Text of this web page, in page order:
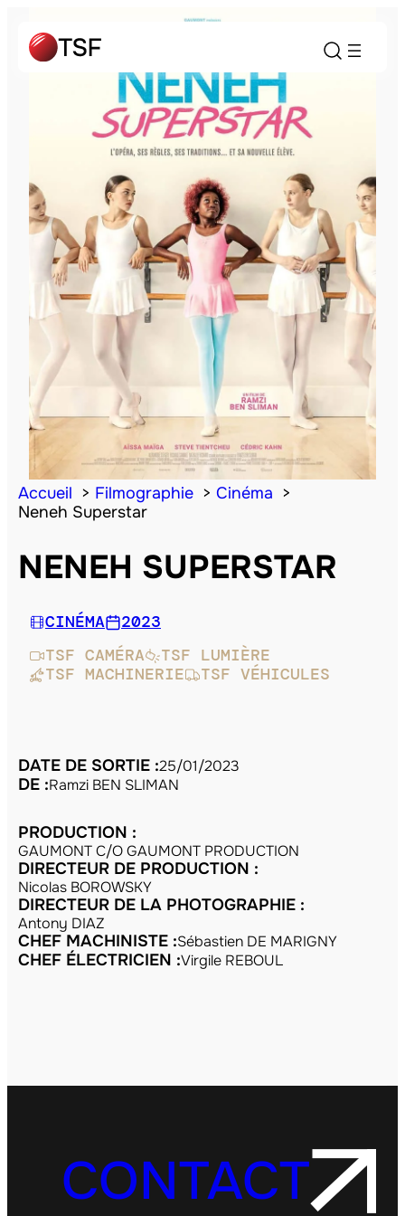
Accueil Filmographie
Cinéma
Neneh Superstar
NENEH SUPERSTAR
CINÉMA
2023
TSF CAMÉRA
TSF LUMIÈRE
TSF MACHINERIE
TSF VÉHICULES
DATE DE SORTIE :25/01/2023
DE :Ramzi BEN SLIMAN
PRODUCTION :
GAUMONT C/O GAUMONT PRODUCTION
DIRECTEUR DE PRODUCTION :
Nicolas BOROWSKY
DIRECTEUR DE LA PHOTOGRAPHIE :
Antony DIAZ
CHEF MACHINISTE :Sébastien DE MARIGNY
CHEF ÉLECTRICIEN :Virgile REBOUL
CONTACT